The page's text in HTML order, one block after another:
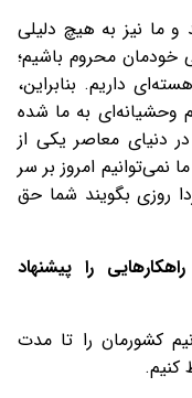
و ما نیز به هیچ دلیلی
خودمان محروم باشیم؛
داریم. بنابراین،
به ما شده
دنیای معاصر یکی از
امروز بر سر
روزی بگویند شما حق
را پیشنهاد
کشورمان را تا مدت
کنیم.